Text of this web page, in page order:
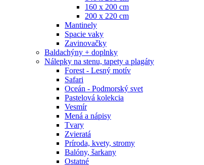
160 x 200 cm
200 x 220 cm
Mantinely
Spacie vaky
Zavinovačky
Baldachýny + doplnky
Nálepky na stenu, tapety a plagáty
Forest - Lesný motív
Safari
Oceán - Podmorský svet
Pastelová kolekcia
Vesmír
Mená a nápisy
Tvary
Zvieratá
Príroda, kvety, stromy
Balóny, šarkany
Ostatné